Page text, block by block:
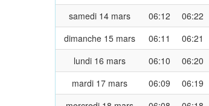
samedi 14 mars
06:12 06:22
dimanche 15 mars
06:11 06:21
lundi 16 mars
06:10 06:20
mardi 17 mars
06:09 06:19